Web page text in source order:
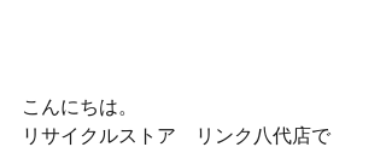
こんにちは。
リサイクルストア　リンク八代店で